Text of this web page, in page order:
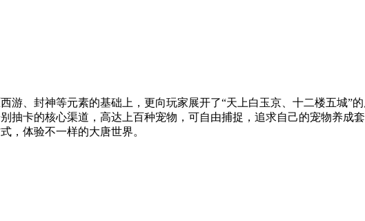
游、封神等元素的基础上，更向玩家展开了“天上白玉京、十二楼五城”
抽卡的核心渠道，高达上百种宠物，可自由捕捉，追求自己的宠物养成
，体验不一样的大唐世界。